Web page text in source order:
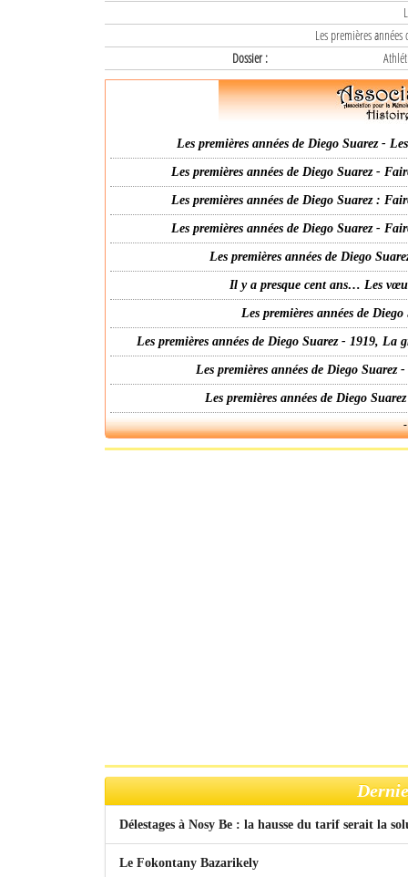
Les premières
Dossier :
Les premières années de Diego Suarez -
Les premières années de Diego Suarez -
Les premières années de Diego Suarez :
Les premières années de Diego Suarez -
Les premières années de Diego
Il y a presque cent ans… Les
Les premières années de
Les premières années de Diego Suarez - 1919,
Les premières années de Diego
Les premières années de Diego
Délestages à Nosy Be : la hausse du tarif serait la
Le Fokontany Bazarikely